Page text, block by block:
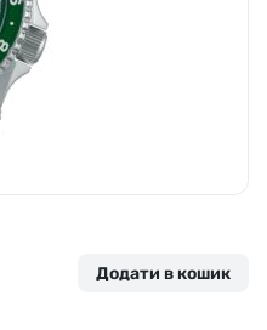
Додати в кошик